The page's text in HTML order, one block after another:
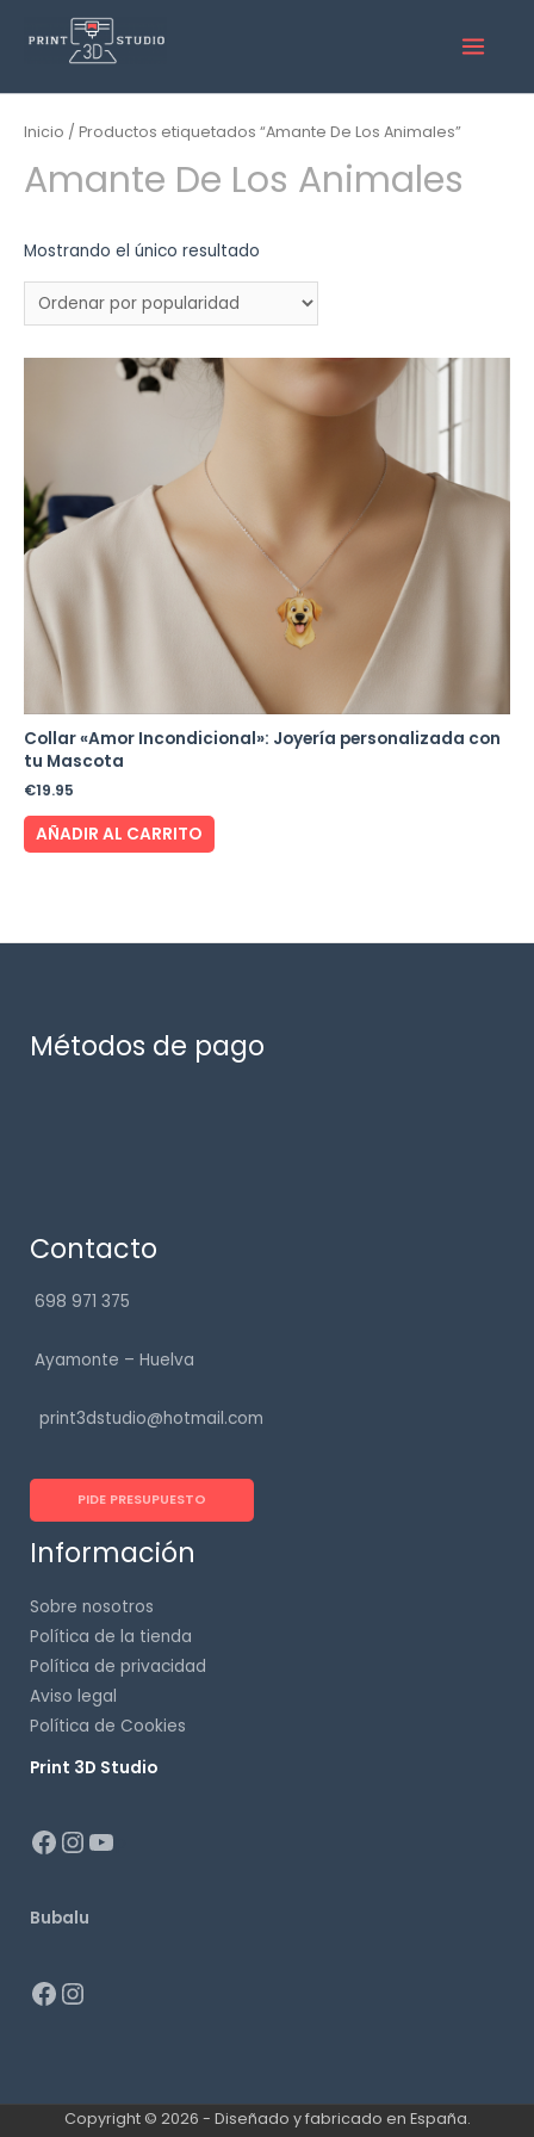
Inicio / Productos etiquetados “Amante De Los Animales”
Amante De Los Animales
Mostrando el único resultado
Collar «Amor Incondicional»: Joyería personalizada con
tu Mascota
€19.95
AÑADIR AL CARRITO
Métodos de pago
Contacto
698 971 375
Ayamonte – Huelva
print3dstudio@hotmail.com
PIDE PRESUPUESTO
Información
Sobre nosotros
Política de la tienda
Política de privacidad
Aviso legal
Política de Cookies
Print 3D Studio
Bubalu
Copyright © 2026 - Diseñado y fabricado en España.